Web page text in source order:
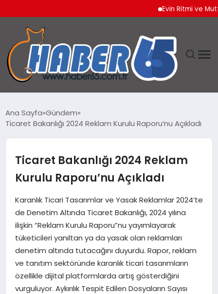
Evin Ritmi ve
TEKNOLOJI
Ana Sayfa Gündem
Ticaret Bakanlığı 2024 Reklam Kurulu Raporu’nu Açıkladı
Ticaret Bakanlığı 2024 Reklam
Kurulu Raporu’nu Açıkladı
Karanlık Ticari Tasarımlar ve Yasak Reklamlar 2024’te
de Denetim Altında Ticaret Bakanlığı, 2024 yılına
ilişkin “Reklam Kurulu Raporu”nu yayımlayarak
tüketicileri yanıltan ya da yasak olan reklamları
denetim altında tutacağını duyurdu. Rapor, reklam
ve tanıtım sektöründe karanlık ticari tasarımların
özellikle dijital platformlarda artış gösterdiğini
vurguluyor. Aykırılık Tespit Edilen Dosyaların Sayısı